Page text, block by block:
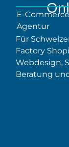
E-Commerce
Agentur
Für
Factory
Webdesign,
Beratung